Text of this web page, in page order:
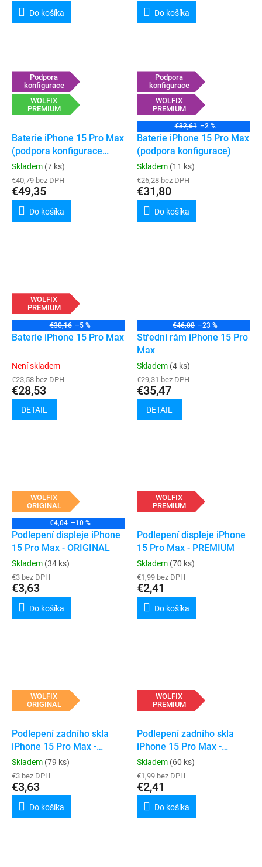
Do košíka Do košíka
Podpora
konfigurace
WOLFIX
PREMIUM
Baterie iPhone 15 Pro Max
(podpora konfigurace
„genuine“)
Skladem (7 ks)
€40,79 bez DPH
€49,35
Do košíka
Podpora
konfigurace
WOLFIX
PREMIUM
€32,61 –2 %
Baterie iPhone 15 Pro Max
(podpora konfigurace)
Skladem (11 ks)
€26,28 bez DPH
€31,80
Do košíka
WOLFIX
PREMIUM
€30,16 –5 %
Baterie iPhone 15 Pro Max
Není skladem
€23,58 bez DPH
€28,53
DETAIL
€46,08 –23 %
Střední rám iPhone 15 Pro
Max
Skladem (4 ks)
€29,31 bez DPH
€35,47
DETAIL
WOLFIX
ORIGINAL
€4,04 –10 %
Podlepení displeje iPhone
15 Pro Max - ORIGINAL
Skladem (34 ks)
€3 bez DPH
€3,63
Do košíka
WOLFIX
PREMIUM
Podlepení displeje iPhone
15 Pro Max - PREMIUM
Skladem (70 ks)
€1,99 bez DPH
€2,41
Do košíka
WOLFIX
ORIGINAL
Podlepení zadního skla
iPhone 15 Pro Max -
ORIGINAL
Skladem (79 ks)
€3 bez DPH
€3,63
Do košíka
WOLFIX
PREMIUM
Podlepení zadního skla
iPhone 15 Pro Max -
PREMIUM
Skladem (60 ks)
€1,99 bez DPH
€2,41
Do košíka